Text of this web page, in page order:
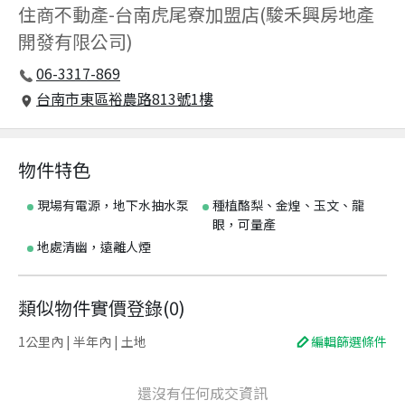
住商不動產-台南虎尾寮加盟店(駿禾興房地產
開發有限公司)
06-3317-869
台南市東區裕農路813號1樓
物件特色
現場有電源，地下水抽水泵
種植酪梨、金煌、玉文、龍
眼，可量產
地處清幽，遠離人煙
類似物件實價登錄(0)
1公里內 | 半年內 | 土地 編輯篩選條件
還沒有任何成交資訊